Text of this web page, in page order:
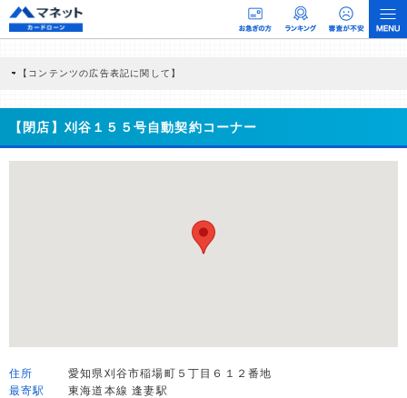
【コンテンツの広告表記に関して】
商品を根拠なくPRするものではなく、当編集部の調査／ユーザーへの口コミ収集な
どに基づき、公平性を担保した情報提供を行っています。
>提携企業一覧
【閉店】刈谷１５５号自動契約コーナー
住所
愛知県刈谷市稲場町５丁目６１２番地
最寄駅
東海道本線 逢妻駅